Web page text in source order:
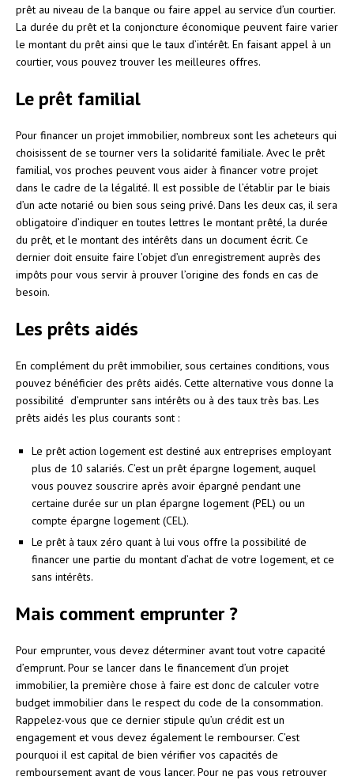
prêt au niveau de la banque ou faire appel au service d’un courtier.
La durée du prêt et la conjoncture économique peuvent faire varier
le montant du prêt ainsi que le taux d’intérêt. En faisant appel à un
courtier, vous pouvez trouver les meilleures offres.
Le prêt familial
Pour financer un projet immobilier, nombreux sont les acheteurs qui
choisissent de se tourner vers la solidarité familiale. Avec le prêt
familial, vos proches peuvent vous aider à financer votre projet
dans le cadre de la légalité. Il est possible de l’établir par le biais
d’un acte notarié ou bien sous seing privé. Dans les deux cas, il sera
obligatoire d’indiquer en toutes lettres le montant prêté, la durée
du prêt, et le montant des intérêts dans un document écrit. Ce
dernier doit ensuite faire l’objet d’un enregistrement auprès des
impôts pour vous servir à prouver l’origine des fonds en cas de
besoin.
Les prêts aidés
En complément du prêt immobilier, sous certaines conditions, vous
pouvez bénéficier des prêts aidés. Cette alternative vous donne la
possibilité d’emprunter sans intérêts ou à des taux très bas. Les
prêts aidés les plus courants sont :
Le prêt action logement est destiné aux entreprises employant
plus de 10 salariés. C’est un prêt épargne logement, auquel
vous pouvez souscrire après avoir épargné pendant une
certaine durée sur un plan épargne logement (PEL) ou un
compte épargne logement (CEL).
Le prêt à taux zéro quant à lui vous offre la possibilité de
financer une partie du montant d’achat de votre logement, et ce
sans intérêts.
Mais comment emprunter ?
Pour emprunter, vous devez déterminer avant tout votre capacité
d’emprunt. Pour se lancer dans le financement d’un projet
immobilier, la première chose à faire est donc de calculer votre
budget immobilier dans le respect du code de la consommation.
Rappelez-vous que ce dernier stipule qu’un crédit est un
engagement et vous devez également le rembourser. C’est
pourquoi il est capital de bien vérifier vos capacités de
remboursement avant de vous lancer. Pour ne pas vous retrouver